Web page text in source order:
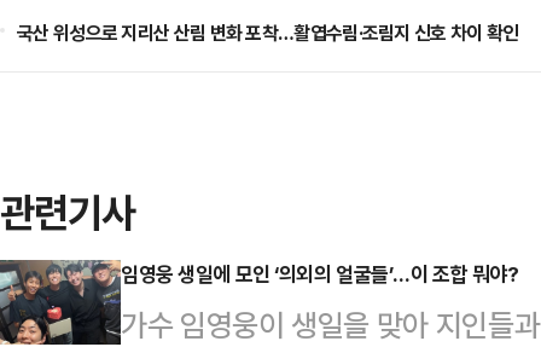
국산 위성으로 지리산 산림 변화 포착…활엽수림·조림지 신호 차이 확인
관련기사
임영웅 생일에 모인 ‘의외의 얼굴들’…이 조합 뭐야?
가수 임영웅이 생일을 맞아 지인들